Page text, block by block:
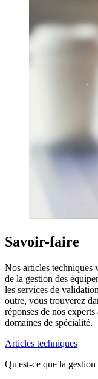
Savoir-faire
Nos articles techniques
de la gestion des
les services de
outre, vous trouverez
réponses de nos
domaines de spécialité.
Articles techniques
Qu'est-ce que la